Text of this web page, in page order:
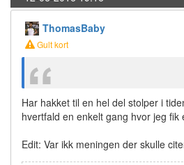
ThomasBaby
Gult kort
Har hakket til en hel del stolper i
hvertfald en enkelt gang hvor jeg fik
Edit: Var ikk meningen der skulle